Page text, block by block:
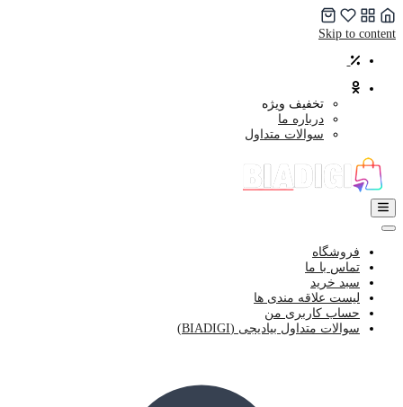
Skip to content
تخفیف ویژه
درباره ما
سوالات متداول
فروشگاه
تماس با ما
سبد خرید
لیست علاقه مندی ها
حساب کاربری من
سوالات متداول بیادیجی (BIADIGI)